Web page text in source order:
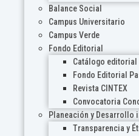
Balance Social
Campus Universitario
Campus Verde
Fondo Editorial
Catálogo editorial
Fondo Editorial
Revista CINTEX
Convocatoria
Planeación y Desarrollo
Transparencia y